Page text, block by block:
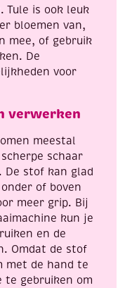
Tule is ook leuk
bloemen van,
mee, of gebruik
De
voor
verwerken
meestal
schaar
De stof kan glad
of boven
meer grip. Bij
kun je
en de
Omdat de stof
met de hand te
te gebruiken om